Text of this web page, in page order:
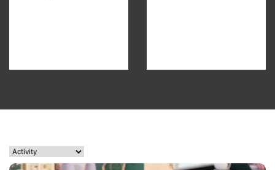
ประเทศไทย
July 8, 2026